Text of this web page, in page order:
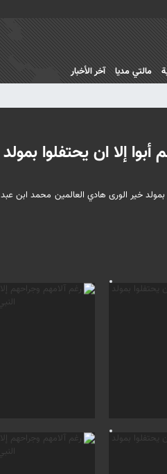
مالتي مدیا آخر الأخبار
إلا ان يحتفلوا
خير الورى هادي العالمين محمد ابن